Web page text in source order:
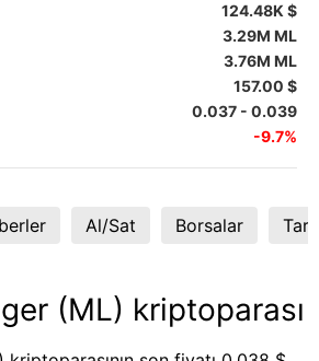
124.48K $
3.29M ML
3.76M ML
157.00 $
0.037 - 0.039
-9.7%
Al/Sat Borsalar
(ML) kriptoparası